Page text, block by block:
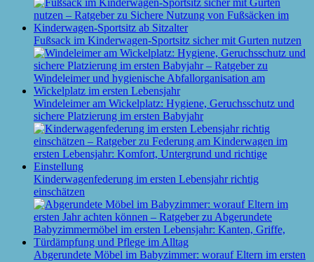
Fußsack im Kinderwagen-Sportsitz sicher mit Gurten nutzen
Windeleimer am Wickelplatz: Hygiene, Geruchsschutz und
sichere Platzierung im ersten Babyjahr
Kinderwagenfederung im ersten Lebensjahr richtig
einschätzen
Abgerundete Möbel im Babyzimmer: worauf Eltern im ersten